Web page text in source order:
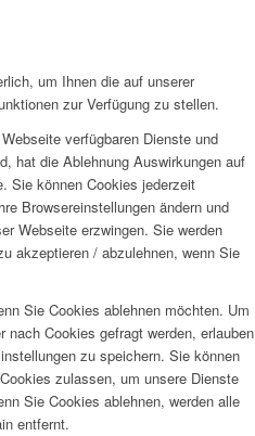
um Ihnen die auf unserer
zur Verfügung zu stellen.
verfügbaren Dienste und
hat die Ablehnung Auswirkungen auf
Sie können Cookies jederzeit
Browsereinstellungen ändern und
Webseite erzwingen. Sie werden
akzeptieren / abzulehnen, wenn Sie
Sie Cookies ablehnen möchten. Um
Cookies gefragt werden, erlauben
zu speichern. Sie können
zulassen, um unsere Dienste
Sie Cookies ablehnen, werden alle
entfernt.